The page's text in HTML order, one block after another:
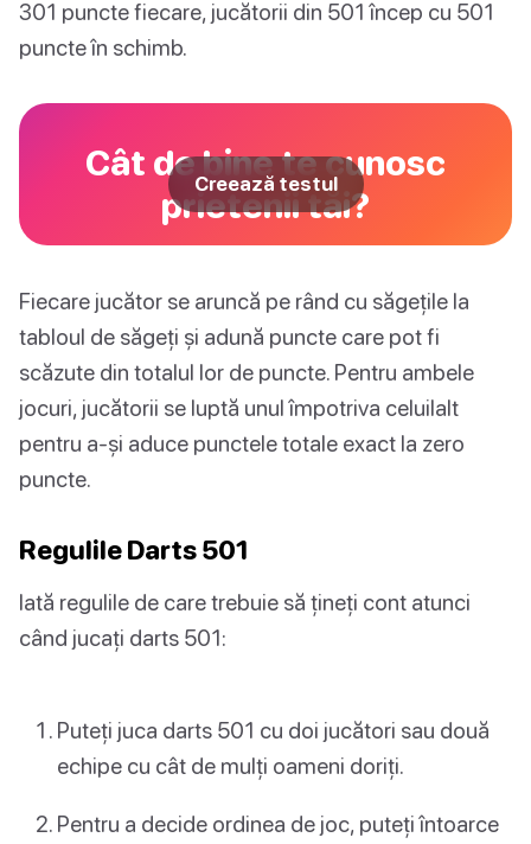
301 puncte fiecare, jucătorii din 501 încep cu 501
puncte în schimb.
Cât de bine te cunosc
prietenii tăi?
Creează testul
Fiecare jucător se aruncă pe rând cu săgețile la
tabloul de săgeți și adună puncte care pot fi
scăzute din totalul lor de puncte. Pentru ambele
jocuri, jucătorii se luptă unul împotriva celuilalt
pentru a-și aduce punctele totale exact la zero
puncte.
Regulile Darts 501
Iată regulile de care trebuie să țineți cont atunci
când jucați darts 501:
Puteți juca darts 501 cu doi jucători sau două
echipe cu cât de mulți oameni doriți.
Pentru a decide ordinea de joc, puteți întoarce